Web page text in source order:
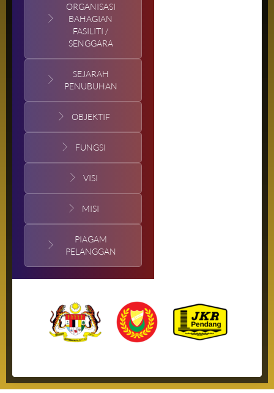
ORGANISASI
BAHAGIAN
FASILITI /
SENGGARA
SEJARAH
PENUBUHAN
OBJEKTIF
FUNGSI
VISI
MISI
PIAGAM
PELANGGAN